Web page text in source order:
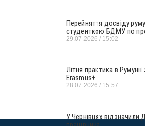
Перейняття досвіду
студенткою БДМУ по
29.07.2026 15:02
Літня практика в
Erasmus+
28.07.2026 15:57
У Чернівцях відзначили